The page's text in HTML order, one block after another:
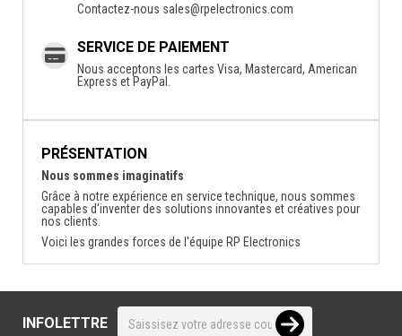
Contactez-nous sales@rpelectronics.com
SERVICE DE PAIEMENT
Nous acceptons les cartes Visa, Mastercard, American
Express et PayPal.
PRÉSENTATION
Nous sommes imaginatifs
Grâce à notre expérience en service technique, nous sommes
capables d'inventer des solutions innovantes et créatives pour
nos clients.
Voici les grandes forces de l'équipe RP Electronics
INFOLETTRE